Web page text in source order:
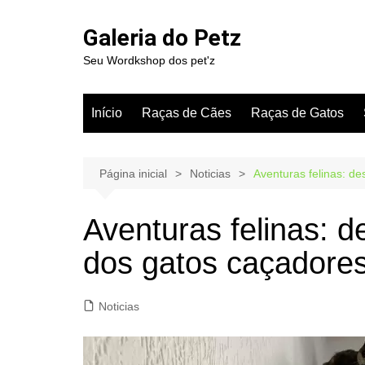
Galeria do Petz
Seu Wordkshop dos pet'z
Início Raças de Cães Raças de Gatos
Página inicial Noticias Aventuras felinas:
Aventuras felinas:
dos gatos
Noticias